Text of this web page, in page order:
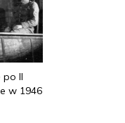
po II
w 1946